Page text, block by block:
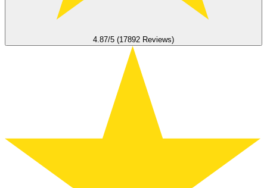
4.87/5 (17892 Reviews)